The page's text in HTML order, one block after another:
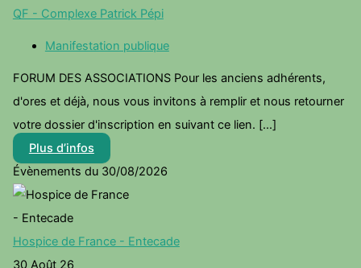
QF - Complexe Patrick Pépi
Manifestation publique
FORUM DES ASSOCIATIONS Pour les anciens adhérents,
d'ores et déjà, nous vous invitons à remplir et nous retourner
votre dossier d'inscription en suivant ce lien. [...]
Plus d’infos
Évènements du 30/08/2026
Hospice de France - Entecade
30 Août 26